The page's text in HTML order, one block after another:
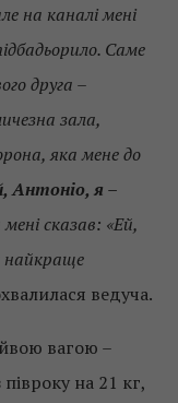
на каналі мені
Саме
друга –
зала,
яка мене до
Антоніо, я –
мені сказав: «Ей,
найкраще
ведуча.
вагою –
на 21 кг,